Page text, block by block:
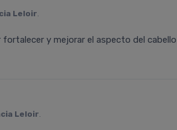
Leloir.
y mejorar el aspecto del cabello
Leloir.